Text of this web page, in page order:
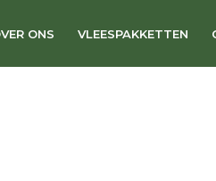
ONS VLEESPAKKETTEN